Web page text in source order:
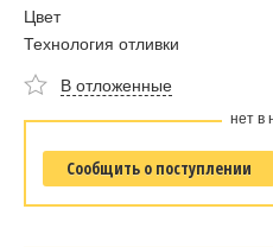
Цвет
Технология отливки
В отложенные
нет в
Сообщить о поступлении